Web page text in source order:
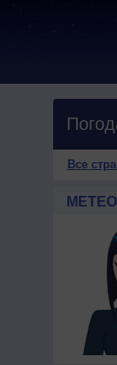
Все